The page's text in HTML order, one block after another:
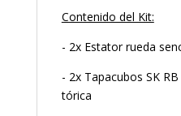
Contenido del Kit:
- 2x Estator rueda
- 2x Tapacubos SK
tórica